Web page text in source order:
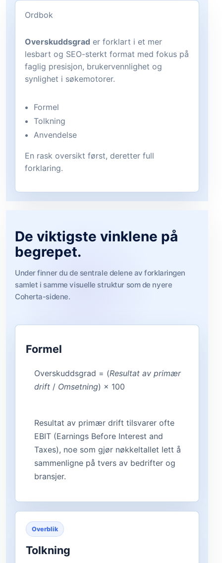
Ordbok
Overskuddsgrad er forklart i et mer
lesbart og SEO-sterkt format med fokus på
faglig presisjon, brukervennlighet og
synlighet i søkemotorer.
Formel
Tolkning
Anvendelse
En rask oversikt først, deretter full
forklaring.
De viktigste vinklene på
begrepet.
Under finner du de sentrale delene av forklaringen
samlet i samme visuelle struktur som de nyere
Coherta-sidene.
Formel
Overskuddsgrad = (Resultat av primær
drift / Omsetning) × 100
Resultat av primær drift tilsvarer ofte
EBIT (Earnings Before Interest and
Taxes), noe som gjør nøkkeltallet lett å
sammenligne på tvers av bedrifter og
bransjer.
Overblik
Tolkning